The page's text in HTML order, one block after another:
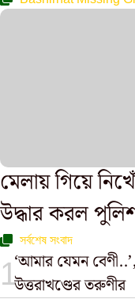
মেলায় গিয়ে
উদ্ধার করল
সর্বশেষ সংবাদ
‘আমার যেমন
উত্তরাখণ্ডের তরুণীর